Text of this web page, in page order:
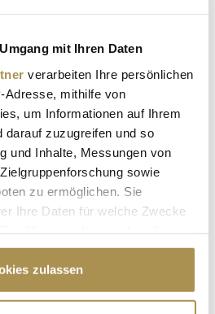
mit Ihren Daten
verarbeiten Ihre persönlichen
Adresse, mithilfe von
um Informationen auf Ihrem
darauf zuzugreifen und so
und Inhalte, Messungen von
sowie
zu ermöglichen. Sie
Ihre Daten für welche Zwecke
Klicken auf das Privacy
widerrufen
zulassen